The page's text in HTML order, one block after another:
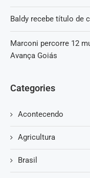
Baldy recebe título de
Marconi percorre 12
Avança Goiás
Categories
Acontecendo
Agricultura
Brasil